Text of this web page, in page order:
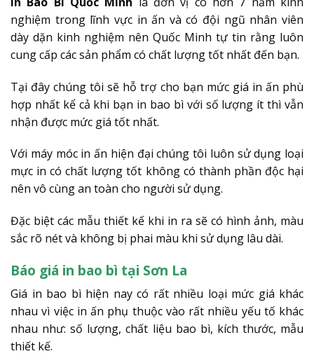
nghiệm trong lĩnh vực in ấn và có đội ngũ nhân viên
dày dặn kinh nghiệm nên Quốc Minh tự tin rằng luôn
cung cấp các sản phẩm có chất lượng tốt nhất đến bạn.
Tại đây chúng tôi sẽ hỗ trợ cho bạn mức giá in ấn phù
hợp nhất kể cả khi bạn in bao bì với số lượng ít thì vẫn
nhận được mức giá tốt nhất.
Với máy móc in ấn hiện đại chúng tôi luôn sử dụng loại
mực in có chất lượng tốt không có thành phần độc hại
nên vô cùng an toàn cho người sử dụng.
Đặc biệt các mẫu thiết kế khi in ra sẽ có hình ảnh, màu
sắc rõ nét và không bị phai màu khi sử dụng lâu dài.
Báo giá in bao bì tại Sơn La
Giá in bao bì hiện nay có rất nhiều loại mức giá khác
nhau vì việc in ấn phụ thuộc vào rất nhiều yếu tố khác
nhau như: số lượng, chất liệu bao bì, kích thước, mẫu
thiết kế.